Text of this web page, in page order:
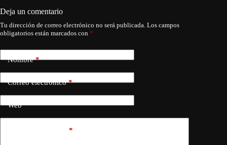
Deja un comentario
Tu dirección de correo electrónico no será publicada. Los campos
obligatorios están marcados con *
Nombre*
Correo electrónico*
Web
*